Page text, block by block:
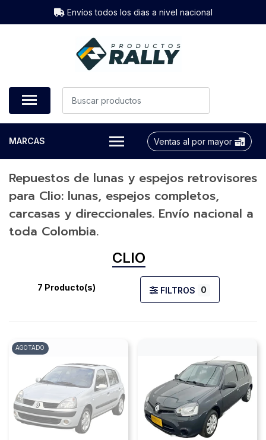
Envíos todos los dias a nivel nacional
MARCAS Ventas al por mayor
Repuestos de lunas y espejos retrovisores
para Clio: lunas, espejos completos,
carcasas y direccionales. Envío nacional a
toda Colombia.
CLIO
7 Producto(s) FILTROS 0
AGOTADO